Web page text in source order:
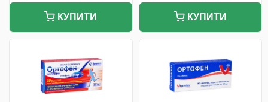
КУПИТИ КУПИТИ